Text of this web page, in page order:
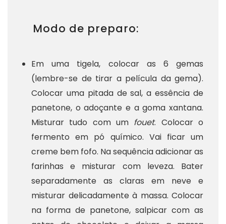
Modo de preparo:
Em uma tigela, colocar as 6 gemas
(lembre-se de tirar a película da gema).
Colocar uma pitada de sal, a essência de
panetone, o adoçante e a goma xantana.
Misturar tudo com um fouet. Colocar o
fermento em pó químico. Vai ficar um
creme bem fofo. Na sequência adicionar as
farinhas e misturar com leveza. Bater
separadamente as claras em neve e
misturar delicadamente à massa. Colocar
na forma de panetone, salpicar com as